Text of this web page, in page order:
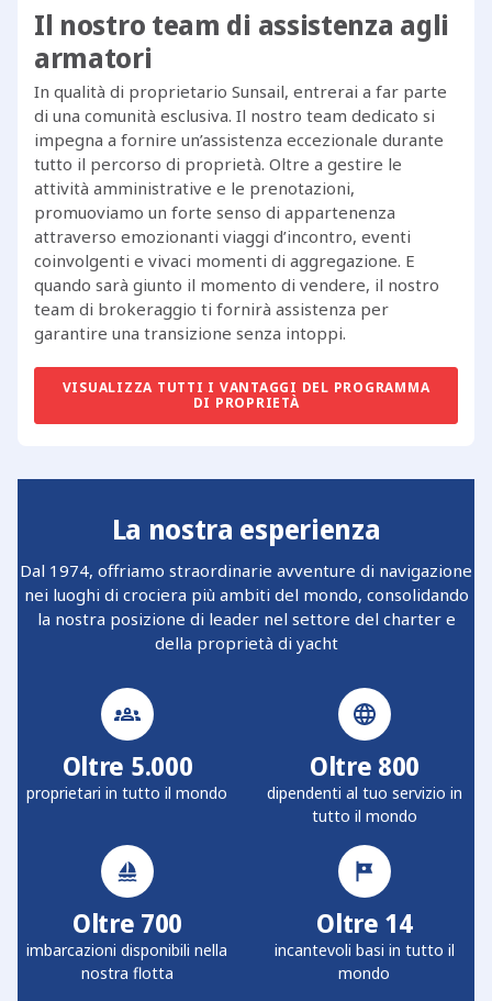
Il nostro team di assistenza agli
armatori
In qualità di proprietario Sunsail, entrerai a far parte
di una comunità esclusiva. Il nostro team dedicato si
impegna a fornire un’assistenza eccezionale durante
tutto il percorso di proprietà. Oltre a gestire le
attività amministrative e le prenotazioni,
promuoviamo un forte senso di appartenenza
attraverso emozionanti viaggi d’incontro, eventi
coinvolgenti e vivaci momenti di aggregazione. E
quando sarà giunto il momento di vendere, il nostro
team di brokeraggio ti fornirà assistenza per
garantire una transizione senza intoppi.
VISUALIZZA TUTTI I VANTAGGI DEL PROGRAMMA
DI PROPRIETÀ
La nostra esperienza
Dal 1974, offriamo straordinarie avventure di navigazione
nei luoghi di crociera più ambiti del mondo, consolidando
la nostra posizione di leader nel settore del charter e
della proprietà di yacht
Oltre 5.000
proprietari in tutto il mondo
Oltre 800
dipendenti al tuo servizio in
tutto il mondo
Oltre 700
imbarcazioni disponibili nella
nostra flotta
Oltre 14
incantevoli basi in tutto il
mondo